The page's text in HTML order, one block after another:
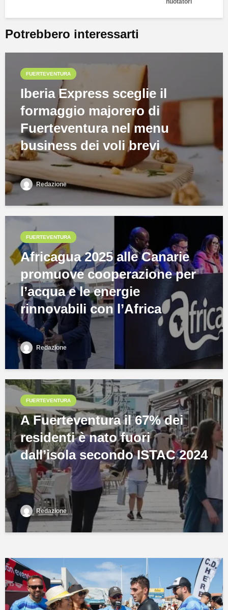
Potrebbero interessarti
FUERTEVENTURA
Iberia Express sceglie il
formaggio majorero di
Fuerteventura nel menu
business dei voli brevi
Redazione
FUERTEVENTURA
Africagua 2025 alle Canarie
promuove cooperazione per
l’acqua e le energie
rinnovabili con l’Africa
Redazione
FUERTEVENTURA
A Fuerteventura il 67% dei
residenti è nato fuori
dall’isola secondo ISTAC 2024
Redazione